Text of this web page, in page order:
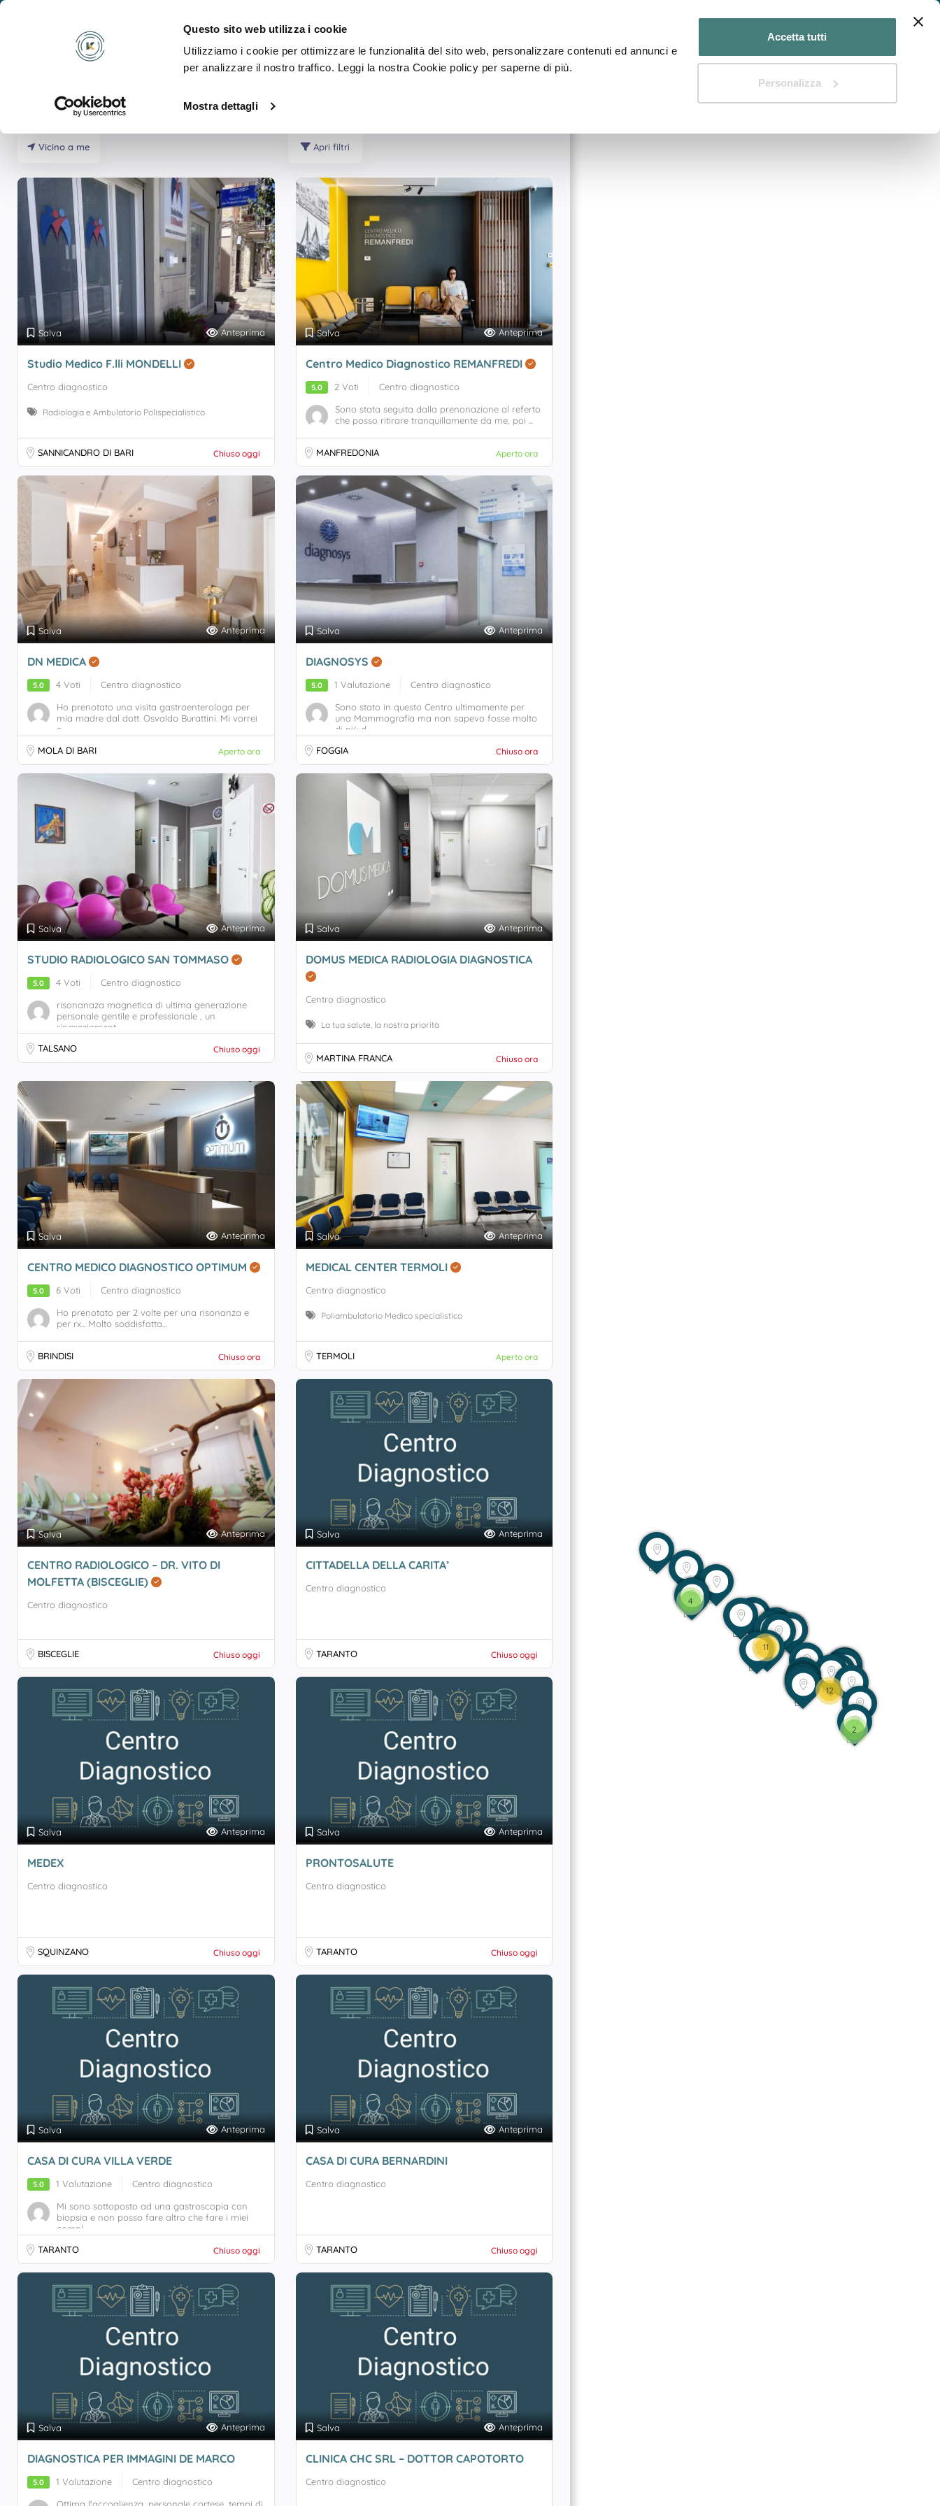
Questo sito web utilizza i cookie
Utilizziamo i cookie per ottimizzare le funzionalità del sito web, personalizzare contenuti ed annunci e
per analizzare il nostro traffico. Leggi la nostra Cookie policy per saperne di più.
Mostra dettagli
Accetta tutti
Personalizza
Cosa
Il Blog di DIAGNOSTIKA
2
12
4
11
Risultati PerColangiografia Con Contrasto
Vicino a me Apri filtri
Salva Anteprima
Studio Medico F.lli MONDELLI
Centro diagnostico
Radiologia e Ambulatorio Polispecialistico
SANNICANDRO DI BARI Chiuso oggi
Salva Anteprima
Centro Medico Diagnostico REMANFREDI
5.0 2 Voti
Centro diagnostico
Sono stata seguita dalla prenonazione al referto
che posso ritirare tranquillamente da me, poi ...
MANFREDONIA Aperto ora
Salva Anteprima
DN MEDICA
5.0 4 Voti
Centro diagnostico
Ho prenotato una visita gastroenterologa per
mia madre dal dott. Osvaldo Burattini. Mi vorrei
c...
MOLA DI BARI
Aperto ora
Salva Anteprima
DIAGNOSYS
5.0 1 Valutazione
Centro diagnostico
Sono stato in questo Centro ultimamente per
una Mammografia ma non sapevo fosse molto
di più d...
FOGGIA
Chiuso ora
Salva Anteprima
STUDIO RADIOLOGICO SAN TOMMASO
5.0 4 Voti
Centro diagnostico
risonanaza magnetica di ultima generazione
personale gentile e professionale , un
ringraziament...
TALSANO
Chiuso oggi
Salva Anteprima
DOMUS MEDICA RADIOLOGIA DIAGNOSTICA
Centro diagnostico
La tua salute, la nostra priorità
MARTINA FRANCA Chiuso ora
Salva Anteprima
CENTRO MEDICO DIAGNOSTICO OPTIMUM
5.0 6 Voti
Centro diagnostico
Ho prenotato per 2 volte per una risonanza e
per rx... Molto soddisfatta...
BRINDISI Chiuso ora
Salva Anteprima
MEDICAL CENTER TERMOLI
Centro diagnostico
Poliambulatorio Medico specialistico
TERMOLI Aperto ora
Salva Anteprima
CENTRO RADIOLOGICO – DR. VITO DI
MOLFETTA (BISCEGLIE)
Centro diagnostico
BISCEGLIE Chiuso oggi
Salva Anteprima
CITTADELLA DELLA CARITA’
Centro diagnostico
TARANTO Chiuso oggi
Salva Anteprima
MEDEX
Centro diagnostico
SQUINZANO Chiuso oggi
Salva Anteprima
PRONTOSALUTE
Centro diagnostico
TARANTO Chiuso oggi
Salva Anteprima
CASA DI CURA VILLA VERDE
5.0 1 Valutazione
Centro diagnostico
Mi sono sottoposto ad una gastroscopia con
biopsia e non posso fare altro che fare i miei
compl...
TARANTO
Chiuso oggi
Salva Anteprima
CASA DI CURA BERNARDINI
Centro diagnostico
TARANTO Chiuso oggi
Salva Anteprima
DIAGNOSTICA PER IMMAGINI DE MARCO
5.0 1 Valutazione
Centro diagnostico
Salva Anteprima
CLINICA CHC SRL – DOTTOR CAPOTORTO
Centro diagnostico